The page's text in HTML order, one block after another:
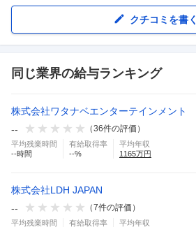
クチコミを書く
同じ業界の給与ランキング
株式会社ワタナベエンターテインメント
--
（36件の評価）
平均残業時間
--時間
有給取得率
--%
平均年収
1165万円
株式会社LDH JAPAN
--
（7件の評価）
平均残業時間
有給取得率
平均年収